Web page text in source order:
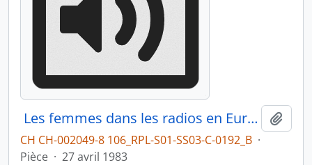
Les femmes dans les radios en Europe, partie 2
CH CH-002049-8 106_RPL-S01-SS03-C-0192_B ·
Pièce · 27 avril 1983